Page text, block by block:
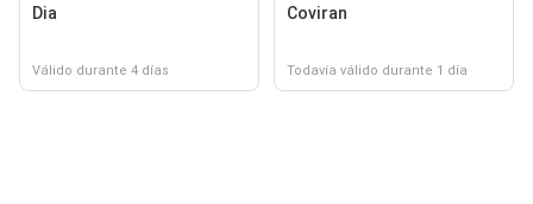
Dia
Válido durante 4 días
Coviran
Todavía válido durante 1 día